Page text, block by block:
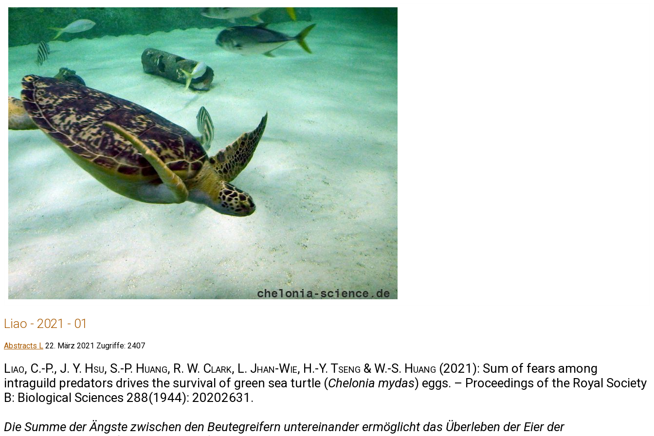
Liao - 2021 - 01
Abstracts L 22. März 2021 Zugriffe: 2407
Liao, C.-P., J. Y. Hsu, S.-P. Huang, R. W. Clark, L. Jhan-Wie, H.-Y. Tseng & W.-S. Huang (2021): Sum of fears among
intraguild predators drives the survival of green sea turtle (Chelonia mydas) eggs. – Proceedings of the Royal Society
B: Biological Sciences 288(1944): 20202631.
Die Summe der Ängste zwischen den Beutegreifern untereinander ermöglicht das Überleben der Eier der